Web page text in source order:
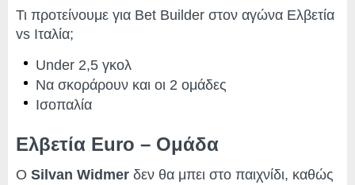
Τι προτείνουμε για Bet Builder στον αγώνα Ελβετία
vs Ιταλία;
Under 2,5 γκολ
Να σκοράρουν και οι 2 ομάδες
Ισοπαλία
Ελβετία Euro – Ομάδα
Ο Silvan Widmer δεν θα μπει στο παιχνίδι, καθώς